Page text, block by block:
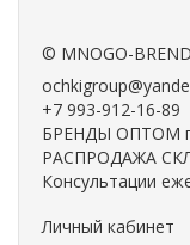
© MNOGO-
+7 993-912-16-89
БРЕНДЫ ОПТОМ
РАСПРОДАЖА
Консультации
Личный кабинет